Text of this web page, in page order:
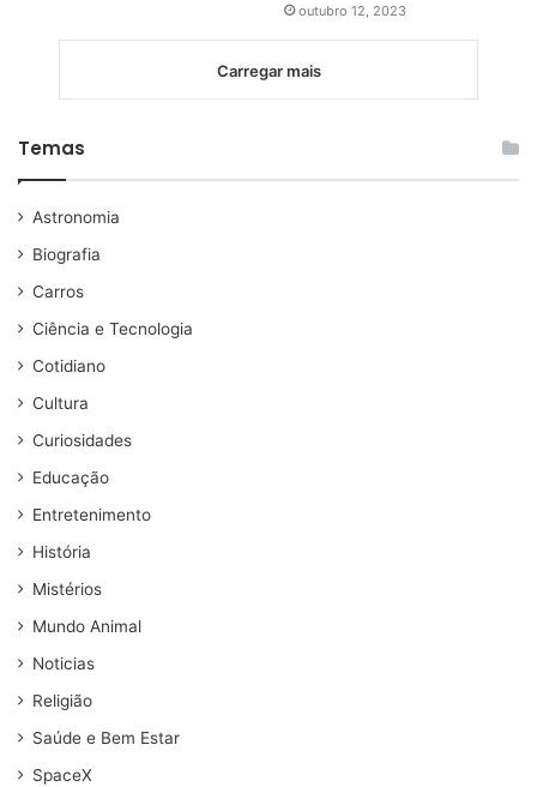
outubro 12, 2023
Carregar mais
Temas
Astronomia
Biografia
Carros
Ciência e Tecnologia
Cotidiano
Cultura
Curiosidades
Educação
Entretenimento
História
Mistérios
Mundo Animal
Noticias
Religião
Saúde e Bem Estar
SpaceX